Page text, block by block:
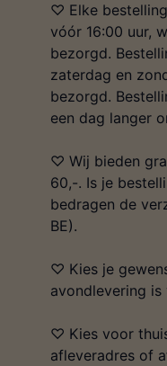
♡ Elke
vóór 16:00 uur,
bezorgd.
zaterdag en
bezorgd.
een dag langer
♡ Wij bieden
60,-. Is je
bedragen de
BE).
♡ Kies je
avondlevering is
♡ Kies voor
afleveradres of